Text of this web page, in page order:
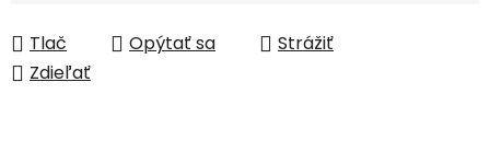
Tlač Opýtať sa
Strážiť
Zdieľať